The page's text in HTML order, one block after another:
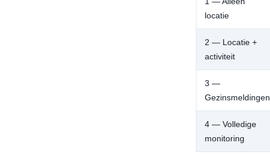
locatie
2 — Locatie +
activiteit
3 —
Gezinsmeldingen
4 — Volledige
monitoring